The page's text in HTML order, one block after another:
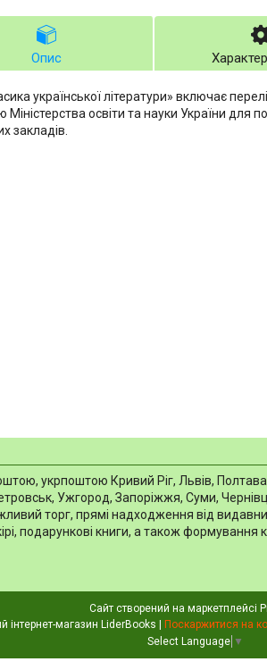
Опис
української літератури» включає
освіти та науки України для
закладів.
укрпоштою Кривий Ріг, Львів,
Ужгород, Запоріжжя, Суми,
торг, прямі надходження від
подарункові книги, а також
Сайт створений на маркетплейсі
Поскаржитися на
Select Language ▼